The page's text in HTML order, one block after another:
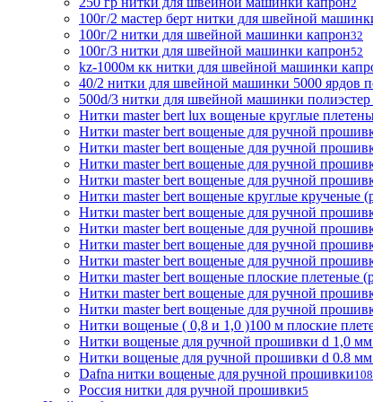
2
100г/2 мастер берт нитки для швейной
100г/2 нитки для швейной машинки капрон32
100г/3 нитки для швейной машинки капрон52
kz-1000м кк нитки для швейной машинки
40/2 нитки для швейной машинки 5000 ярдов
500d/3 нитки для швейной машинки полиэстер
Нитки master bert lux вощеные круглые
Нитки master bert вощеные для ручной
Нитки master bert вощеные для ручной
Нитки master bert вощеные для ручной
Нитки master bert вощеные для ручной
Нитки master bert вощеные круглые крученые
Нитки master bert вощеные для ручной
Нитки master bert вощеные для ручной
Нитки master bert вощеные для ручной
Нитки master bert вощеные для ручной
Нитки master bert вощеные плоские плетеные
Нитки master bert вощеные для ручной
Нитки master bert вощеные для ручной
Нитки вощеные ( 0,8 и 1,0 )100 м плоские
Нитки вощеные для ручной прошивки d 1,0 мм
Нитки вощеные для ручной прошивки d 0.8 мм
Dafna нитки вощеные для ручной прошивки108
Россия нитки для ручной прошивки5